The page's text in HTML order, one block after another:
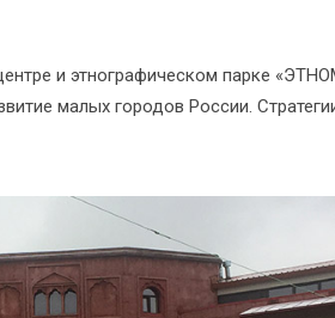
и этнографическом парке
малых городов России.